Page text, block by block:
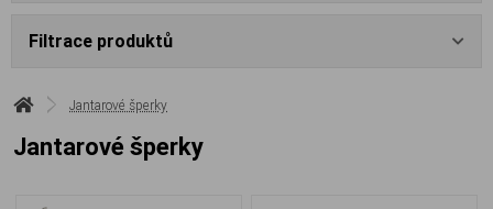
Filtrace produktů
Jantarové šperky
Jantarové šperky